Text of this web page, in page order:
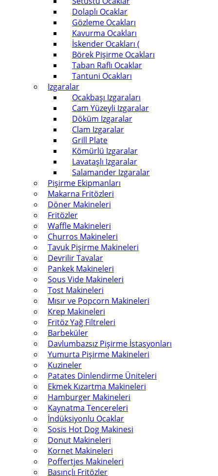
Dolaplı Ocaklar
Gözleme Ocakları
Kavurma Ocakları
İskender Ocakları (
Börek Pişirme Ocakları
Taban Raflı Ocaklar
Tantuni Ocakları
Izgaralar
Ocakbaşı Izgaraları
Cam Yüzeyli Izgaralar
Döküm Izgaralar
Clam Izgaralar
Grill Plate
Kömürlü Izgaralar
Lavataşlı Izgaralar
Salamander Izgaralar
Pişirme Ekipmanları
Makarna Fritözleri
Döner Makineleri
Fritözler
Waffle Makineleri
Churros Makineleri
Tavuk Pişirme Makineleri
Devrilir Tavalar
Pankek Makineleri
Sous Vide Makineleri
Tost Makineleri
Mısır ve Popcorn Makineleri
Krep Makineleri
Fritöz Yağ Filtreleri
Barbeküler
Davlumbazsız Pişirme İstasyonları
Yumurta Pişirme Makineleri
Kuzineler
Patates Dinlendirme Üniteleri
Ekmek Kızartma Makineleri
Hamburger Makineleri
Kaynatma Tencereleri
İndüksiyonlu Ocaklar
Sosis Hot Dog Makinesi
Donut Makineleri
Kornet Makineleri
Poffertjes Makineleri
Basınçlı Fritözler